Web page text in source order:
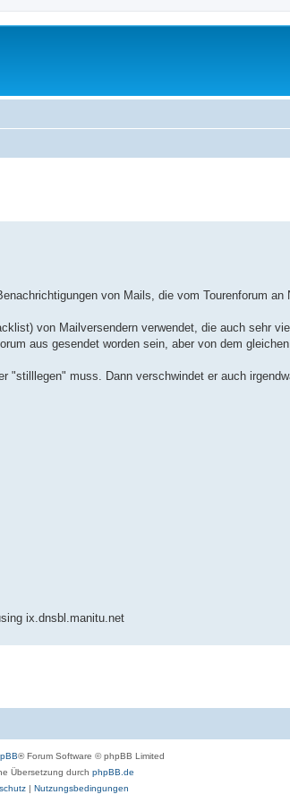
von Mails, die vom Tourenforum an
von Mailversendern verwendet, die auch sehr
aus gesendet worden sein, aber von dem
"stilllegen" muss. Dann verschwindet er auch
ix.dnsbl.manitu.net
® Forum Software © phpBB Limited
Übersetzung durch phpBB.de
| Nutzungsbedingungen